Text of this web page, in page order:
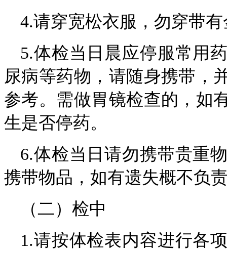
4.请穿宽松衣服，勿穿带
5.体检当日晨应停服常用
尿病等药物，请随身携带，
参考。需做胃镜检查的，如
生是否停药。
6.体检当日请勿携带贵重
携带物品，如有遗失概不负
（二）检中
1.请按体检表内容进行各